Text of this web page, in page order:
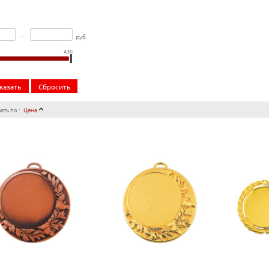
– руб.
430
Сбросить
по : Цена